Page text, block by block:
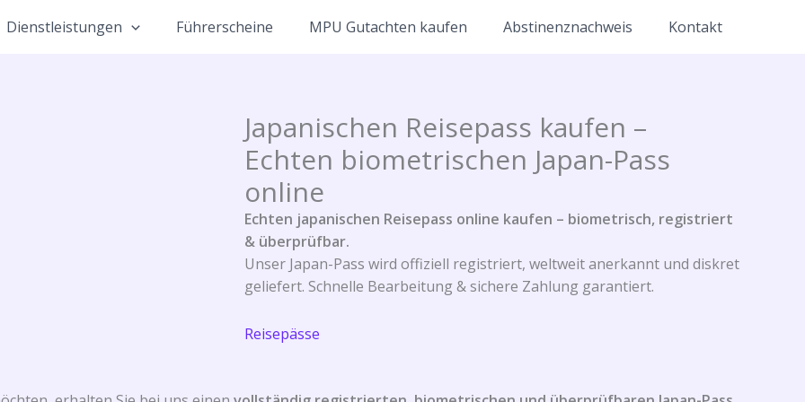
Dienstleistungen Führerscheine MPU Gutachten kaufen Abstinenznachweis Kontakt
Japanischen Reisepass kaufen –
Echten biometrischen Japan-Pass
online
Echten japanischen Reisepass online kaufen – biometrisch, registriert
& überprüfbar.
Unser Japan-Pass wird offiziell registriert, weltweit anerkannt und diskret
geliefert. Schnelle Bearbeitung & sichere Zahlung garantiert.
Reisepässe